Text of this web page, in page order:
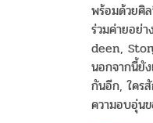
พร้อมด้วยศิ
ร่วมค่ายอย่
deen,
นอกจากนี้ยั
กันอีก, ใคร
ความอบอุ่น